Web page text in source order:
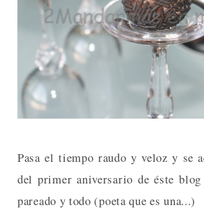
Pasa el tiempo raudo y veloz y se
del primer aniversario de éste
pareado y todo (poeta que es una...)